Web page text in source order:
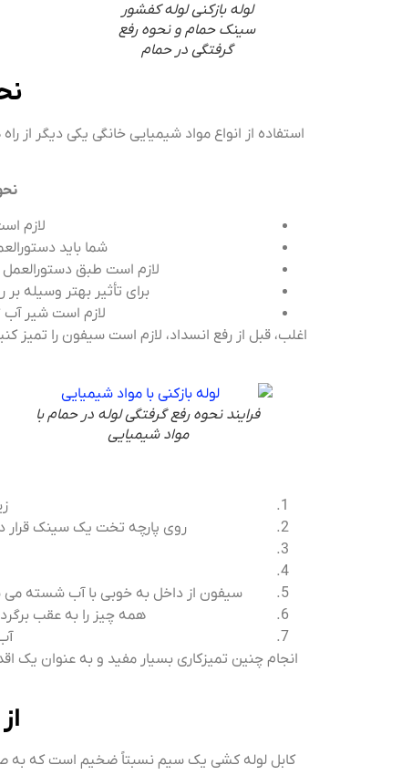
لوله بازکنی لوله کفشور
سینک حمام و نحوه رفع
گرفتگی در حمام
استفاده از انواع مواد شیمیایی خانگی یکی دیگر
لازم
شما باید
لازم است طبق دستورالعمل
برای تأثیر بهتر وسیله
لازم است شیر ​​آب
اغلب، قبل از رفع انسداد، لازم است سیفون را
فرایند نحوه رفع گرفتگی لوله در حمام با
مواد شیمیایی
روی پارچه تخت یک سینک قرار
سیفون از داخل به خوبی با آب شسته می
همه چیز را به عقب
کابل لوله کشی یک سیم نسبتاً ضخیم است که به